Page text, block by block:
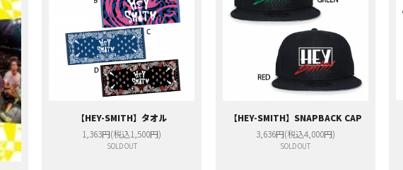
【HEY-SMITH】タオル
1,363円(税込1,500円)
SOLD OUT
【HEY-SMITH】SNAPBACK CAP
3,636円(税込4,000円)
SOLD OUT